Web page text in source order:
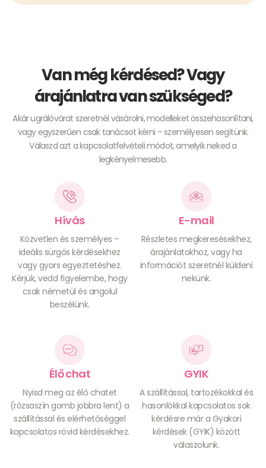
Van még kérdésed? Vagy
árajánlatra van szükséged?
Akár ugrálóvárat szeretnél vásárolni, modelleket összehasonlítani,
vagy egyszerűen csak tanácsot kérni – személyesen segítünk.
Válaszd azt a kapcsolatfelvételi módot, amelyik neked a
legkényelmesebb.
Hívás
Közvetlen és személyes –
ideális sürgős kérdésekhez
vagy gyors egyeztetéshez.
Kérjük, vedd figyelembe, hogy
csak németül és angolul
beszélünk.
E-mail
Részletes megkeresésekhez,
árajánlatokhoz, vagy ha
információt szeretnél küldeni
nekünk.
Élő chat
Nyisd meg az élő chatet
(rózsaszín gomb jobbra lent) a
szállítással és elérhetőséggel
kapcsolatos rövid kérdésekhez.
GYIK
A szállítással, tartozékokkal és
hasonlókkal kapcsolatos sok
kérdésre már a Gyakori
kérdések (GYIK) között
válaszolunk.